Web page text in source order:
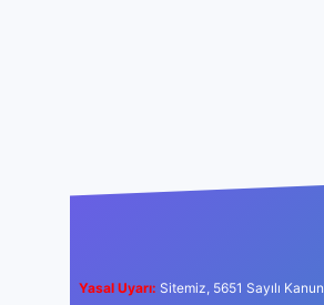
Yasal Uyarı: Sitemiz, 5651 Sayılı